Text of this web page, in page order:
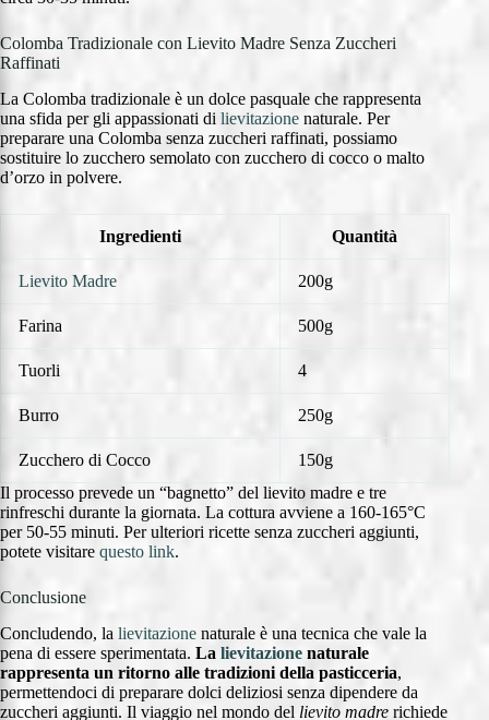
Colomba Tradizionale con Lievito Madre Senza Zuccheri
Raffinati
La Colomba tradizionale è un dolce pasquale che rappresenta
una sfida per gli appassionati di lievitazione naturale. Per
preparare una Colomba senza zuccheri raffinati, possiamo
sostituire lo zucchero semolato con zucchero di cocco o malto
d’orzo in polvere.
Ingredienti Quantità
Lievito Madre 200g
Farina 500g
Tuorli 4
Burro 250g
Zucchero di Cocco
150g
Il processo prevede un “bagnetto” del lievito madre e tre
rinfreschi durante la giornata. La cottura avviene a 160-165°C
per 50-55 minuti. Per ulteriori ricette senza zuccheri aggiunti,
potete visitare questo link.
Conclusione
Concludendo, la lievitazione naturale è una tecnica che vale la
pena di essere sperimentata. La lievitazione naturale
rappresenta un ritorno alle tradizioni della pasticceria,
permettendoci di preparare dolci deliziosi senza dipendere da
zuccheri aggiunti. Il viaggio nel mondo del lievito madre richiede